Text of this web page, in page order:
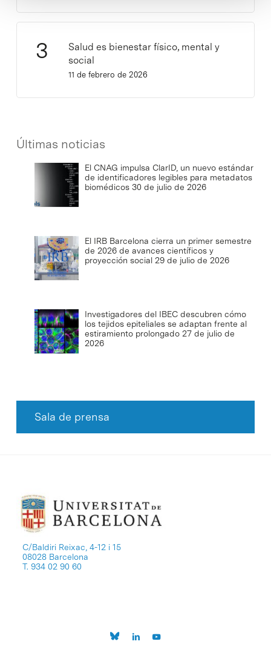
Salud es bienestar físico, mental y
social
11 de febrero de 2026
Últimas noticias
El CNAG impulsa ClarID, un nuevo estándar
de identificadores legibles para metadatos
biomédicos 30 de julio de 2026
El IRB Barcelona cierra un primer semestre
de 2026 de avances científicos y
proyección social 29 de julio de 2026
Investigadores del IBEC descubren cómo
los tejidos epiteliales se adaptan frente al
estiramiento prolongado 27 de julio de
2026
Sala de prensa
C/Baldiri Reixac, 4-12 i 15
08028 Barcelona
T. 934 02 90 60